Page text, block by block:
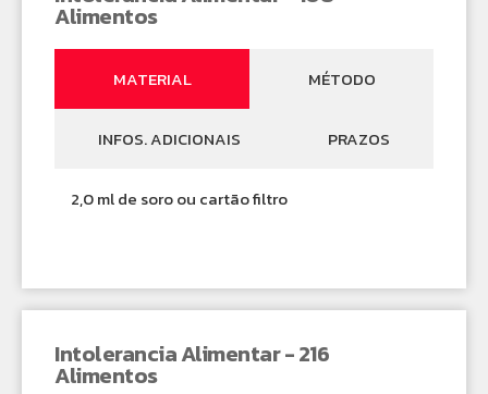
Alimentos
MATERIAL MÉTODO
INFOS. ADICIONAIS PRAZOS
2,0 ml de soro ou cartão filtro
Intolerancia Alimentar - 216
Alimentos